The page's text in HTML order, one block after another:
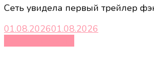
Сеть увидела первый трейлер
01.08.202601.08.2026